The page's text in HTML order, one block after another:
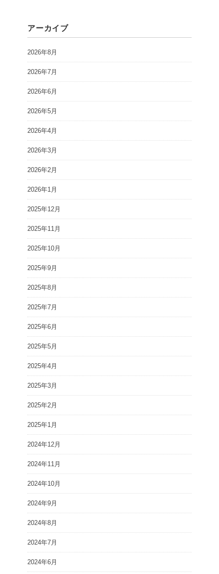
アーカイブ
2026年8月
2026年7月
2026年6月
2026年5月
2026年4月
2026年3月
2026年2月
2026年1月
2025年12月
2025年11月
2025年10月
2025年9月
2025年8月
2025年7月
2025年6月
2025年5月
2025年4月
2025年3月
2025年2月
2025年1月
2024年12月
2024年11月
2024年10月
2024年9月
2024年8月
2024年7月
2024年6月